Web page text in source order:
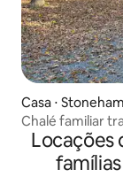
Casa ⋅
Chalé familiar
Locações